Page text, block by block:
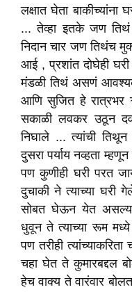
लक्षात घेता
... तेव्हा इतके जण
निदान चार जण तिथंच
आई , प्रशांत दोघेही घरी
मंडळी तिथं असणं
आणि सुजित हे रात्रभर
सकाळी लवकर उठून
निघाले ... त्यांची
दुसरा पर्याय नव्हता
पण कुणीही घरी परत
दुचाकी ने त्याच्या घरी
सोबत घेऊन येत
धुवून ते त्याच्या रूम
पण तरीही
चहा घेत ते कुमारबद्दल
हेच वाक्य ते वारंवार